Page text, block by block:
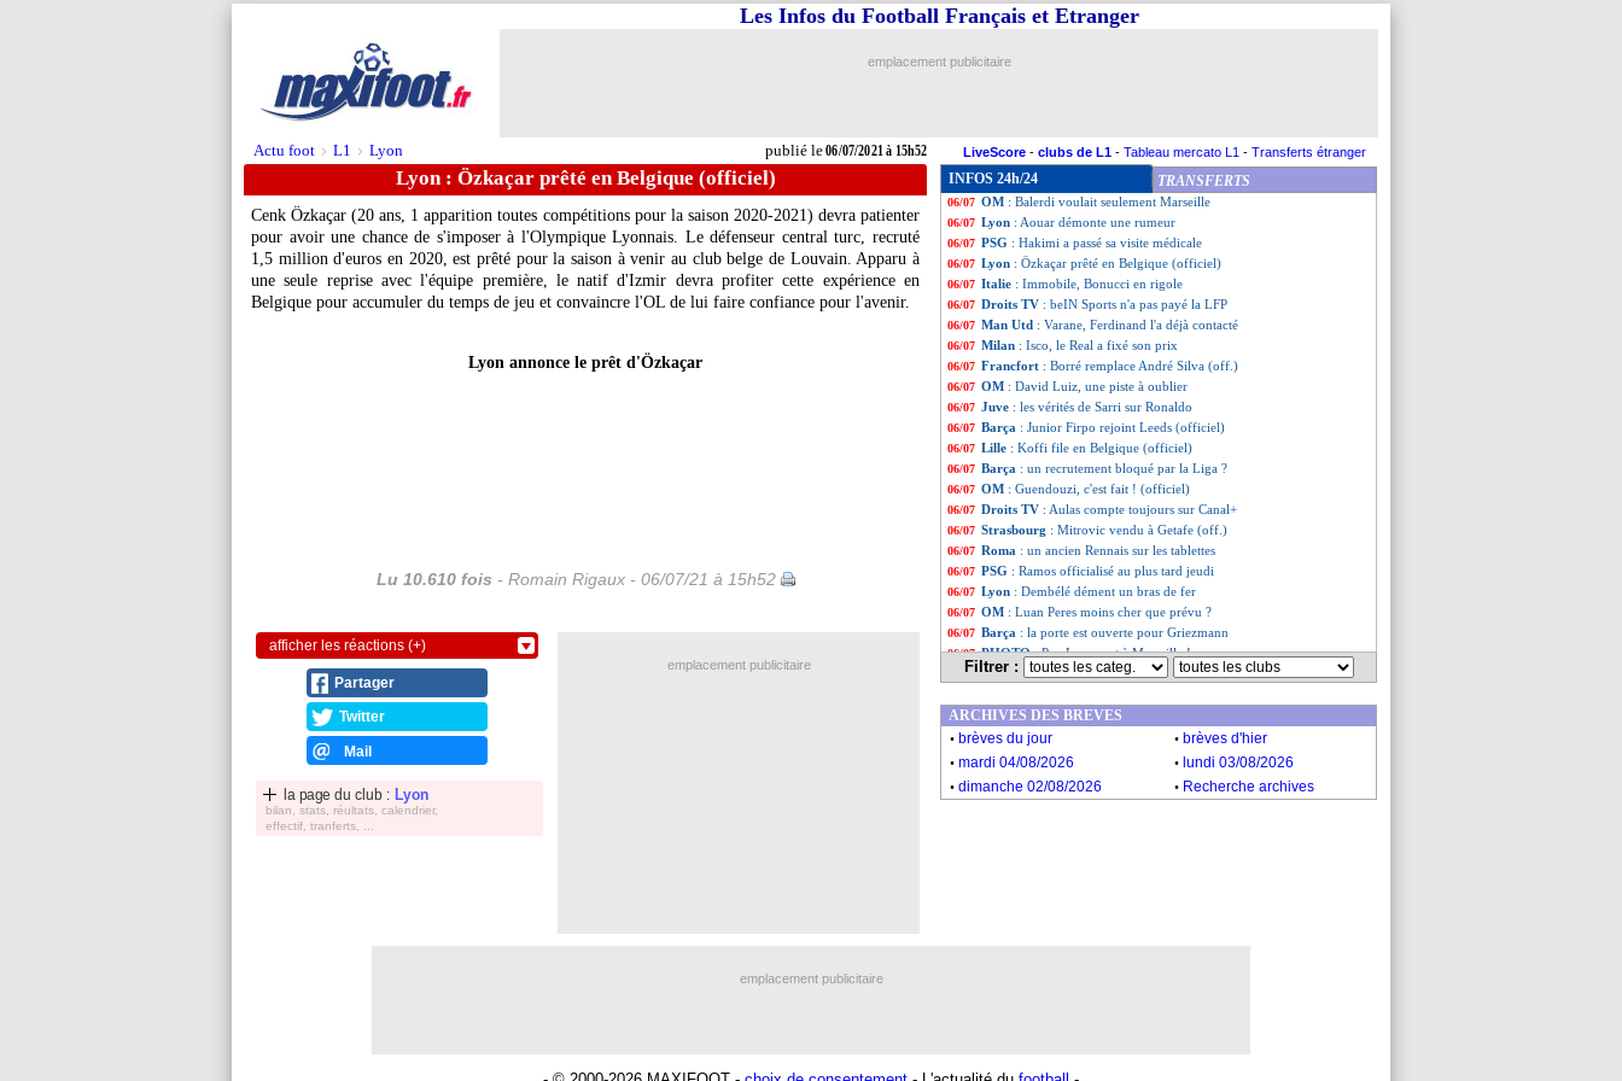
Actu foot > L1 > Lyon publié le06/07/2021 à 15h52
Les Infos du Football Français et Etranger
emplacement publicitaire
LiveScore - clubs de L1 - Tableau mercato L1 - Transferts étranger
Lyon : Özkaçar prêté en Belgique (officiel)
Cenk Özkaçar (20 ans, 1 apparition toutes compétitions pour la saison 2020-2021) devra patienter
pour avoir une chance de s'imposer à l'Olympique Lyonnais. Le défenseur central turc, recruté
1,5 million d'euros en 2020, est prêté pour la saison à venir au club belge de Louvain. Apparu à
une seule reprise avec l'équipe première, le natif d'Izmir devra profiter cette expérience en
Belgique pour accumuler du temps de jeu et convaincre l'OL de lui faire confiance pour l'avenir.
Lyon annonce le prêt d'Özkaçar
Lu 10.610 fois - Romain Rigaux - 06/07/21 à 15h52
afficher les réactions (+)
Partager
Twitter
Mail
la page du club : Lyon
bilan, stats, réultats, calendrier,
effectif, tranferts, ...
INFOS 24h/24 TRANSFERTS
06/07 OM: Sampaoli a contacté Ben Arfa !
06/07 PSG
06/07 Tottenham: Espirito Santo, Kane se livre
06/07 Barça: Dembélé-Griezmann, Rakuten en colère
06/07 OM : Balerdi voulait seulement Marseille
06/07 Lyon : Aouar démonte une rumeur
06/07 PSG : Hakimi a passé sa visite médicale
06/07 Lyon : Özkaçar prêté en Belgique (officiel)
06/07 Italie : Immobile, Bonucci en rigole
06/07 Droits TV : beIN Sports n'a pas payé la LFP
06/07 Man Utd : Varane, Ferdinand l'a déjà contacté
06/07 Milan : Isco, le Real a fixé son prix
06/07 Francfort : Borré remplace André Silva (off.)
06/07 OM : David Luiz, une piste à oublier
06/07 Juve : les vérités de Sarri sur Ronaldo
06/07 Barça : Junior Firpo rejoint Leeds (officiel)
06/07 Lille : Koffi file en Belgique (officiel)
06/07 Barça : un recrutement bloqué par la Liga ?
06/07 OM : Guendouzi, c'est fait ! (officiel)
06/07 Droits TV : Aulas compte toujours sur Canal+
06/07 Strasbourg : Mitrovic vendu à Getafe (off.)
06/07 Roma : un ancien Rennais sur les tablettes
06/07 PSG : Ramos officialisé au plus tard jeudi
06/07 Lyon : Dembélé dément un bras de fer
06/07 OM : Luan Peres moins cher que prévu ?
06/07 Barça : la porte est ouverte pour Griezmann
06/07 PHOTO: Pau Lopez est à Marseille !
06/07 Brésil : Ruggeri allume Neymar !
06/07 Chelsea : le bel hommage de Sarri à Giroud
06/07 OM: renseignements pris pour un latéral de L2
Lille : prolongation en vue pour Fonte ?
... Liste des brèves du lun. 5 juillet 2021
Filtrer :
emplacement publicitaire
ARCHIVES DES BREVES
. brèves du jour . brèves d'hier
. mardi 04/08/2026 . lundi 03/08/2026
. dimanche 02/08/2026 . Recherche archives
emplacement publicitaire